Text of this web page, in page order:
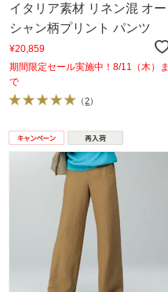
イタリア素材 リネン混 オー
シャン柄プリント パンツ
¥20,859
期間限定セール実施中！8/11（木）ま
で
（2）